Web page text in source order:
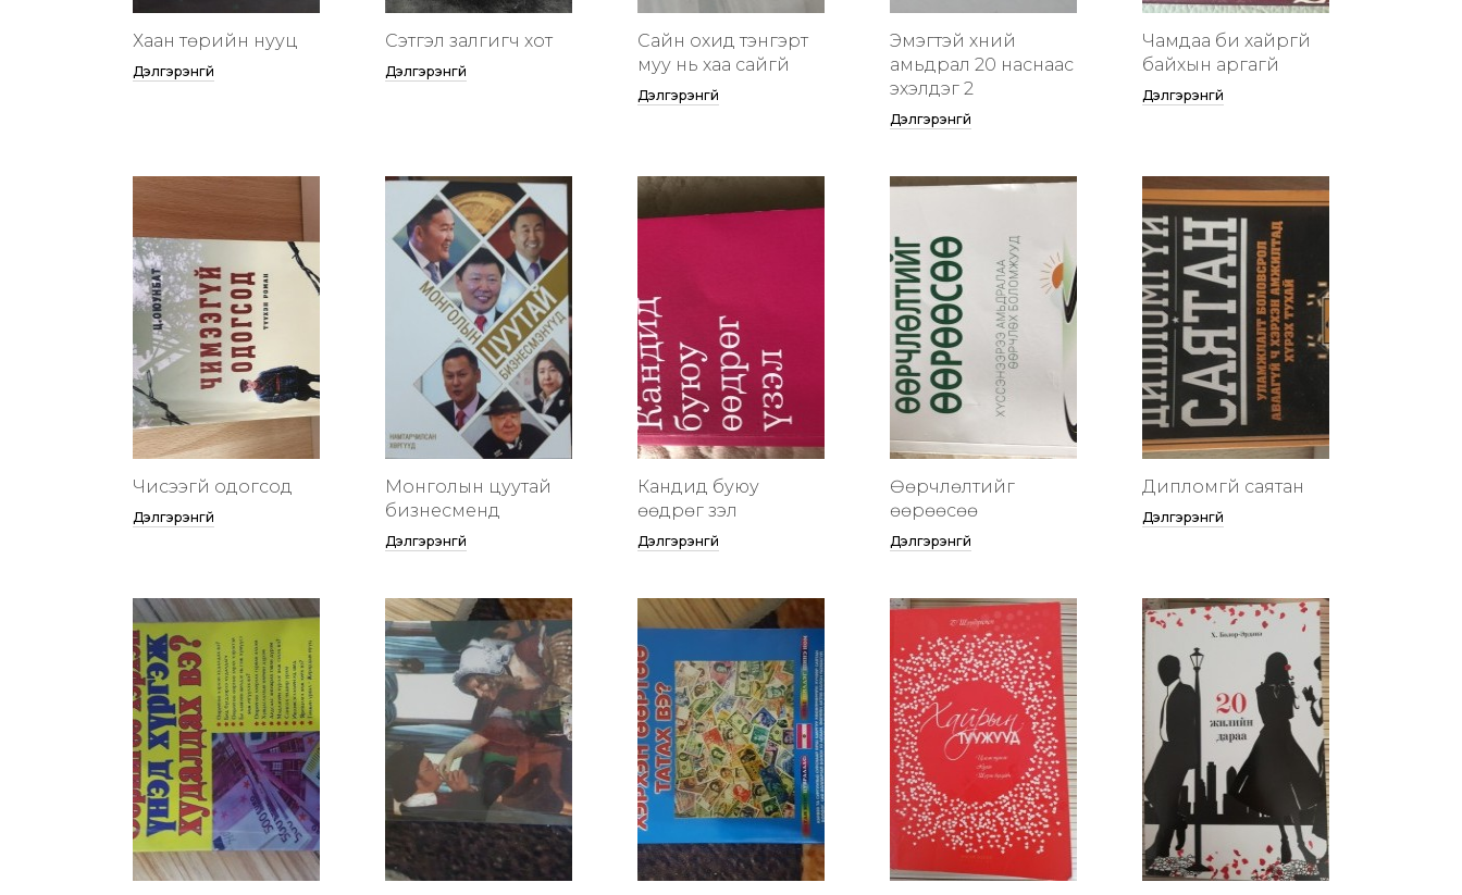
Хаан төрийн нууц
Дэлгэрэнгүй
Сэтгэл залгигч хот
Дэлгэрэнгүй
Сайн охид тэнгэрт
муу нь хаа сайгүй
Дэлгэрэнгүй
Эмэгтэй хүний
амьдрал 20 наснаас
эхэлдэг 2
Дэлгэрэнгүй
Чамдаа би хайргүй
байхын аргагүй
Дэлгэрэнгүй
Чисээгүй одогсод
Дэлгэрэнгүй
Монголын цуутай
бизнесменүүд
Дэлгэрэнгүй
Кандид буюу
өөдрөг үзэл
Дэлгэрэнгүй
Өөрчлөлтийг
өөрөөсөө
Дэлгэрэнгүй
Дипломгүй саятан
Дэлгэрэнгүй